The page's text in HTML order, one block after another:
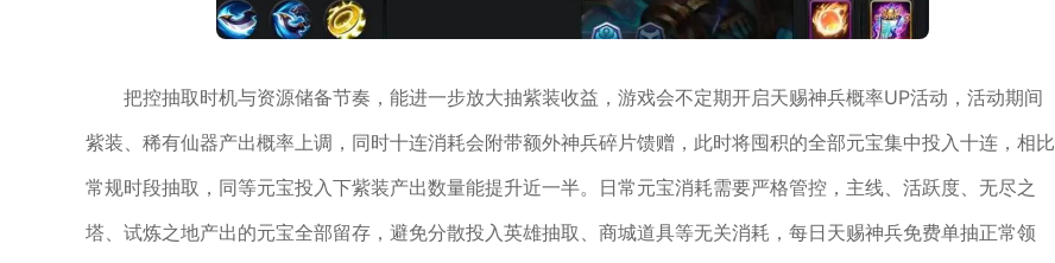
把控抽取时机与资源储备节奏，能进一步放大抽紫装收益，游戏会不定期开启天赐神兵概率UP活动，活动期间
紫装、稀有仙器产出概率上调，同时十连消耗会附带额外神兵碎片馈赠，此时将囤积的全部元宝集中投入十连，相比
常规时段抽取，同等元宝投入下紫装产出数量能提升近一半。日常元宝消耗需要严格管控，主线、活跃度、无尽之
塔、试炼之地产出的元宝全部留存，避免分散投入英雄抽取、商城道具等无关消耗，每日天赐神兵免费单抽正常领